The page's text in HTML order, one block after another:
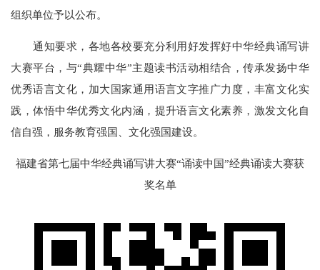
组织单位予以公布。
通知要求，各地各校要充分利用好发挥好中华经典诵写讲
大赛平台，与“典耀中华”主题读书活动相结合，传承发扬中华
优秀语言文化，加大国家通用语言文字推广力度，丰富文化实
践，体悟中华优秀文化内涵，提升语言文化素养，激发文化自
信自强，服务教育强国、文化强国建设。
福建省第七届中华经典诵写讲大赛“诵读中国”经典诵读大赛获
奖名单